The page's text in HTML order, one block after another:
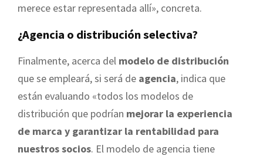
merece estar representada allí», concreta.
¿Agencia o distribución selectiva?
Finalmente, acerca del modelo de distribución
que se empleará, si será de agencia, indica que
están evaluando «todos los modelos de
distribución que podrían mejorar la experiencia
de marca y garantizar la rentabilidad para
nuestros socios. El modelo de agencia tiene